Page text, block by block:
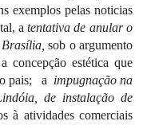
exemplos pelas noticias
atentativa de anular o
sob o argumento
concepção estética que
pais;
a impugnação na
de instalação de
à atividades comerciais